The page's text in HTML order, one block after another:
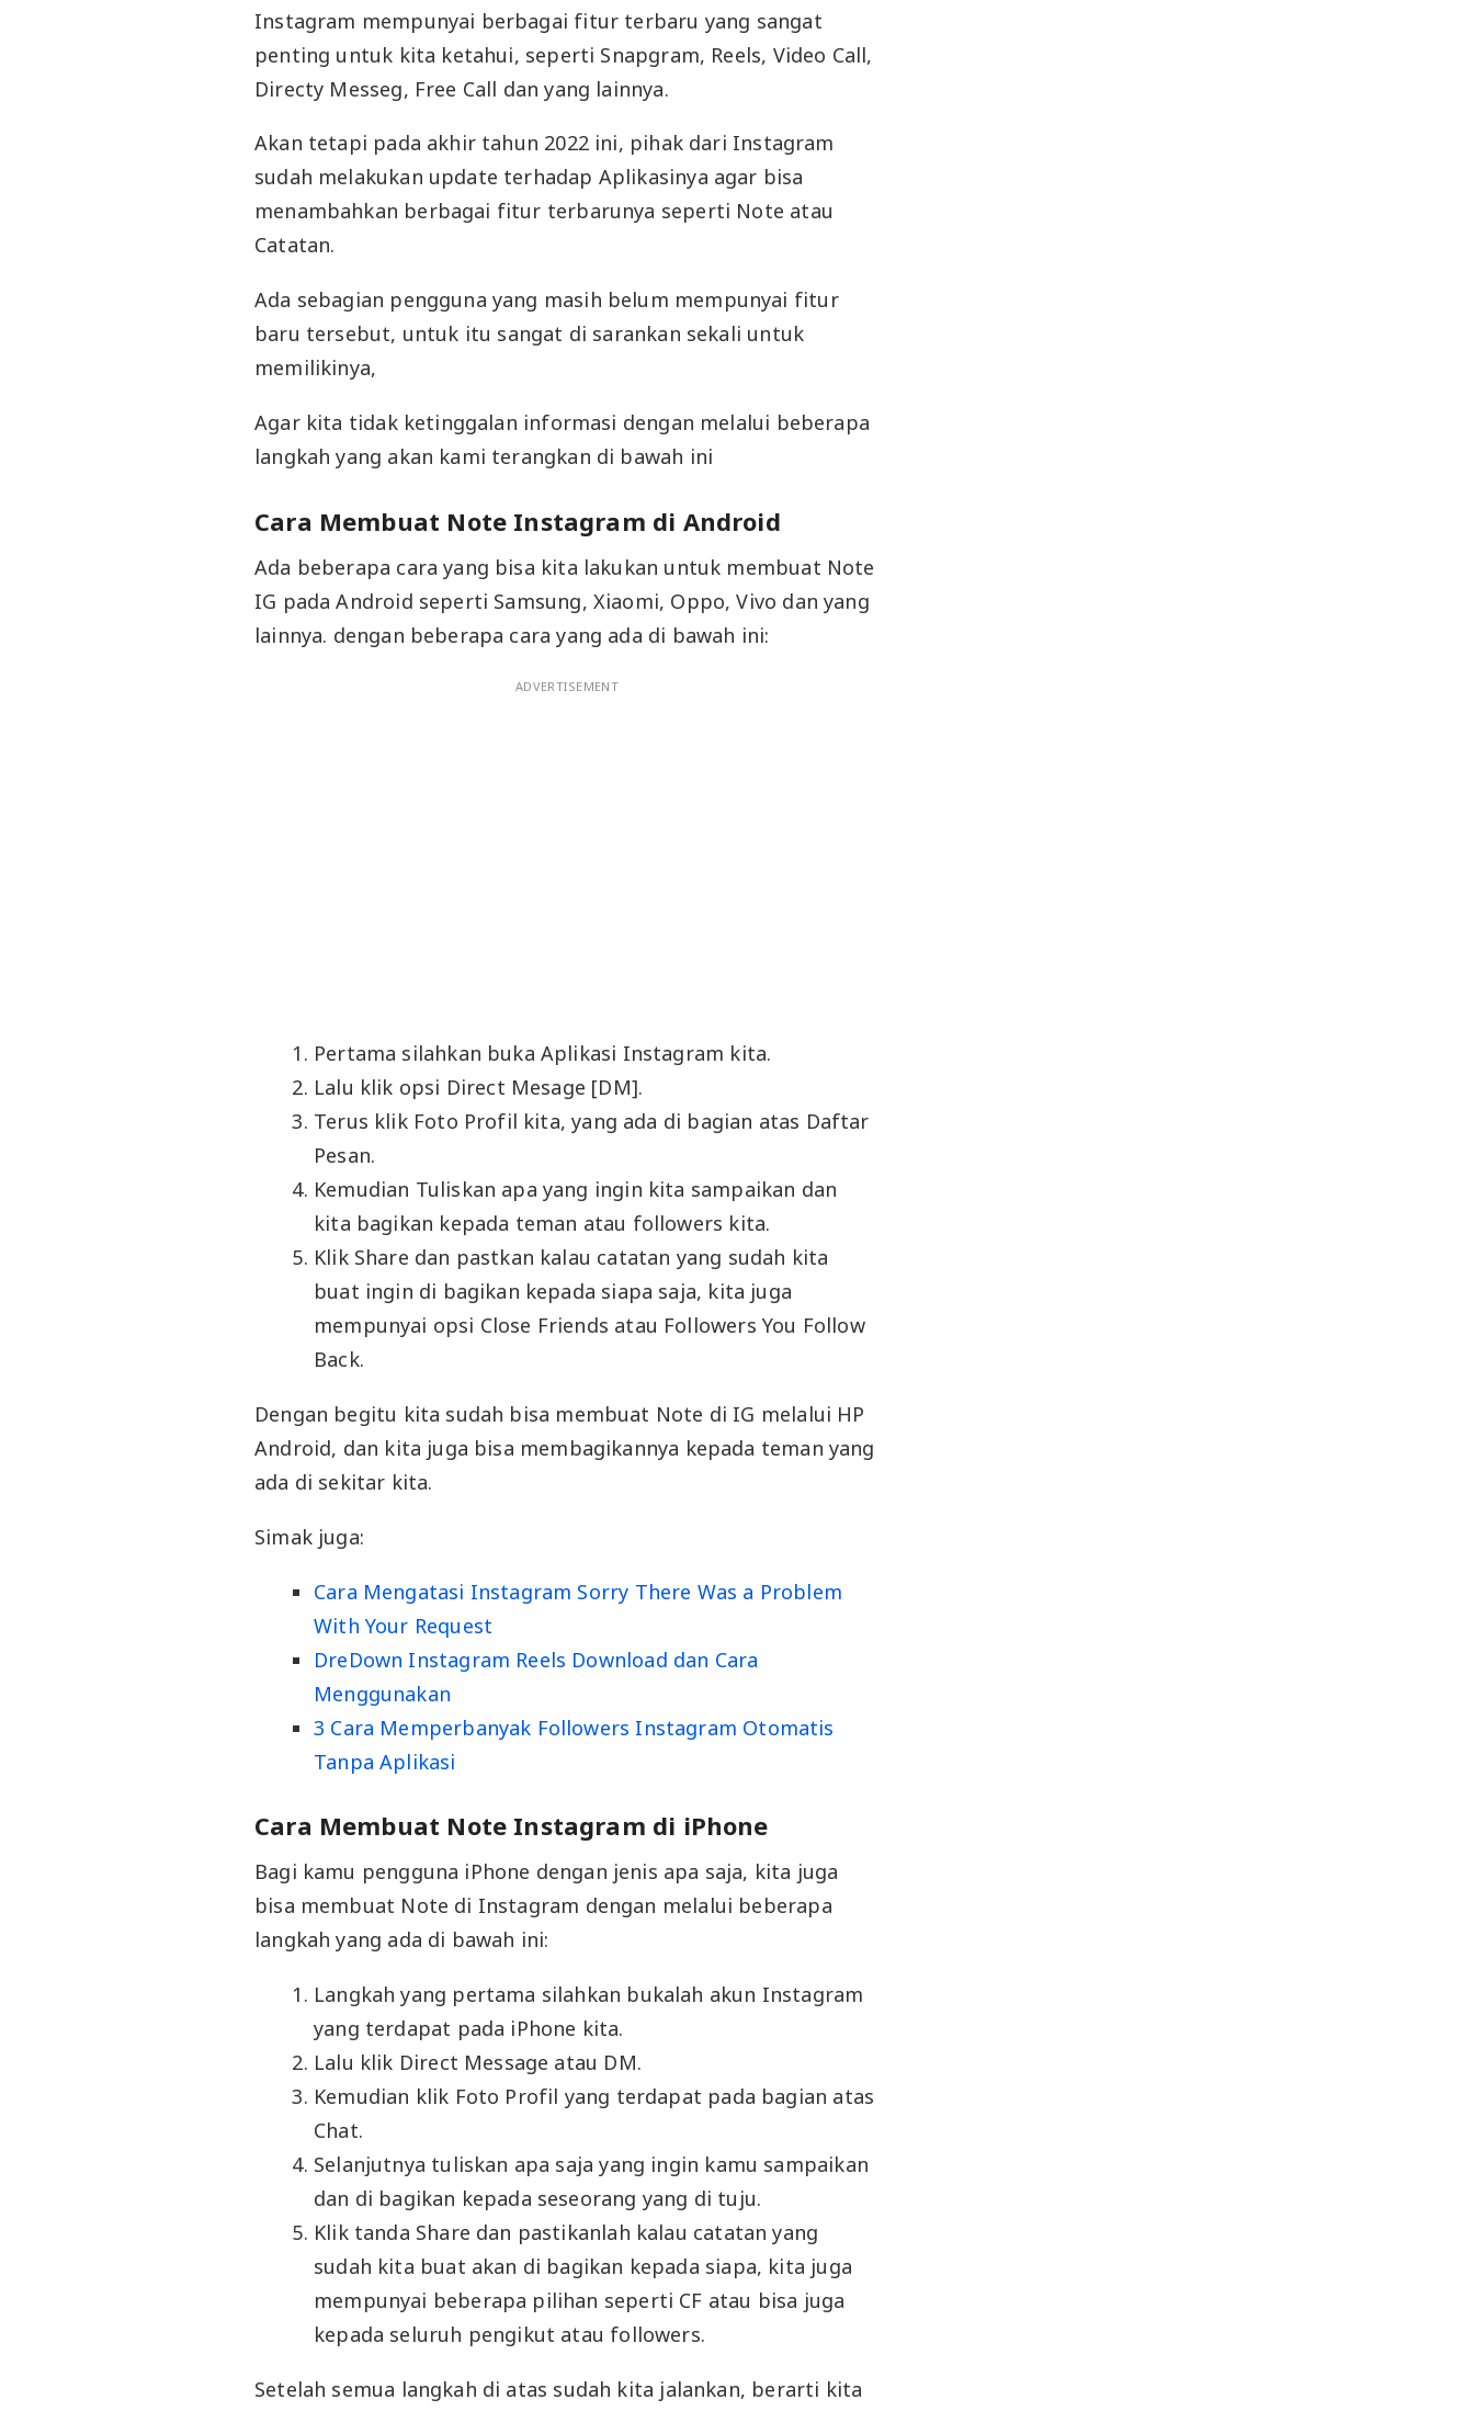
Instagram mempunyai berbagai fitur terbaru yang sangat
penting untuk kita ketahui, seperti Snapgram, Reels, Video Call,
Directy Messeg, Free Call dan yang lainnya.
Akan tetapi pada akhir tahun 2022 ini, pihak dari Instagram
sudah melakukan update terhadap Aplikasinya agar bisa
menambahkan berbagai fitur terbarunya seperti Note atau
Catatan.
Ada sebagian pengguna yang masih belum mempunyai fitur
baru tersebut, untuk itu sangat di sarankan sekali untuk
memilikinya,
Agar kita tidak ketinggalan informasi dengan melalui beberapa
langkah yang akan kami terangkan di bawah ini
Cara Membuat Note Instagram di Android
Ada beberapa cara yang bisa kita lakukan untuk membuat Note
IG pada Android seperti Samsung, Xiaomi, Oppo, Vivo dan yang
lainnya. dengan beberapa cara yang ada di bawah ini:
ADVERTISEMENT
Pertama silahkan buka Aplikasi Instagram kita.
Lalu klik opsi Direct Mesage [DM].
Terus klik Foto Profil kita, yang ada di bagian atas Daftar
Pesan.
Kemudian Tuliskan apa yang ingin kita sampaikan dan
kita bagikan kepada teman atau followers kita.
Klik Share dan pastkan kalau catatan yang sudah kita
buat ingin di bagikan kepada siapa saja, kita juga
mempunyai opsi Close Friends atau Followers You Follow
Back.
Dengan begitu kita sudah bisa membuat Note di IG melalui HP
Android, dan kita juga bisa membagikannya kepada teman yang
ada di sekitar kita.
Simak juga:
Cara Mengatasi Instagram Sorry There Was a Problem
With Your Request
DreDown Instagram Reels Download dan Cara
Menggunakan
3 Cara Memperbanyak Followers Instagram Otomatis
Tanpa Aplikasi
Cara Membuat Note Instagram di iPhone
Bagi kamu pengguna iPhone dengan jenis apa saja, kita juga
bisa membuat Note di Instagram dengan melalui beberapa
langkah yang ada di bawah ini:
Langkah yang pertama silahkan bukalah akun Instagram
yang terdapat pada iPhone kita.
Lalu klik Direct Message atau DM.
Kemudian klik Foto Profil yang terdapat pada bagian atas
Chat.
Selanjutnya tuliskan apa saja yang ingin kamu sampaikan
dan di bagikan kepada seseorang yang di tuju.
Klik tanda Share dan pastikanlah kalau catatan yang
sudah kita buat akan di bagikan kepada siapa, kita juga
mempunyai beberapa pilihan seperti CF atau bisa juga
kepada seluruh pengikut atau followers.
Setelah semua langkah di atas sudah kita jalankan, berarti kita